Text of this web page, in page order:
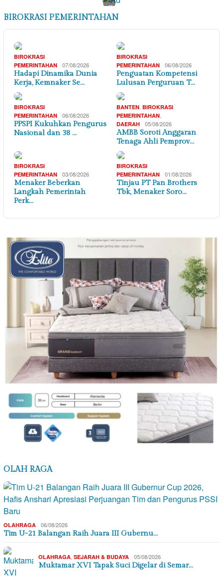
BIROKRASI PEMERINTAHAN
BIROKRASI
PEMERINTAHAN
07/08/2026
Hadapi Dinamika Dunia
Kerja, Kemnaker Se…
BIROKRASI
PEMERINTAHAN
06/08/2026
Penguatan Kompetensi
Lulusan Perguruan T…
BIROKRASI
PEMERINTAHAN
06/08/2026
PPSPI Kukuhkan Pengurus
Nasional dan 38 …
BANTEN, BIROKRASI
PEMERINTAHAN,
DAERAH 05/08/2026
AMBB Soroti Anggaran
Tenaga Ahli Pemprov…
BIROKRASI
PEMERINTAHAN
03/08/2026
Menaker Beberkan
Langkah Pemerintah
Perk…
BIROKRASI
PEMERINTAHAN
01/08/2026
Tinjau PT Pan Brothers
Tbk, Menaker Soro…
OLAH RAGA
OLAHRAGA 06/08/2026
Tim U-21 Balangan Raih Juara III Gubernu…
OLAHRAGA SEJARAH & BUDAYA 05/08/2026
Muktamar XVI Tapak Suci Digelar di Semar…
×